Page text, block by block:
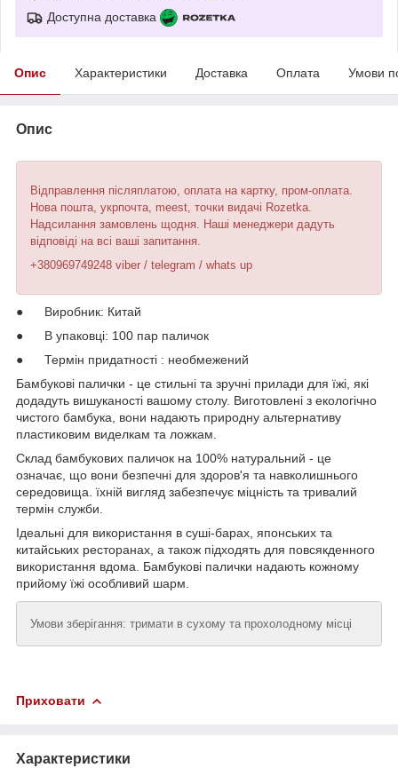
Доступна доставка
Опис Характеристики Доставка Оплата Умови
Опис
Відправлення післяплатою, оплата на картку, пром-оплата.
Нова пошта, укрпочта, meest, точки видачі Rozetka.
Надсилання замовлень щодня. Наші менеджери дадуть
відповіді на всі ваші запитання.
+380969749248 viber / telegram / whats up
● Виробник: Китай
● В упаковці: 100 пар паличок
● Термін придатності : необмежений
Бамбукові палички - це стильні та зручні прилади для їжі, які
додадуть вишуканості вашому столу. Виготовлені з екологічно
чистого бамбука, вони надають природну альтернативу
пластиковим виделкам та ложкам.
Склад бамбукових паличок на 100% натуральний - це
означає, що вони безпечні для здоров'я та навколишнього
середовища. їхній вигляд забезпечує міцність та тривалий
термін служби.
Ідеальні для використання в суші-барах, японських та
китайських ресторанах, а також підходять для повсякденного
використання вдома. Бамбукові палички надають кожному
прийому їжі особливий шарм.
Умови зберігання: тримати в сухому та прохолодному місці
Приховати
Характеристики